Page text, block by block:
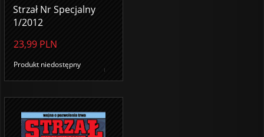
Strzał Nr Specjalny
1/2012
23,99 PLN
Produkt niedostępny